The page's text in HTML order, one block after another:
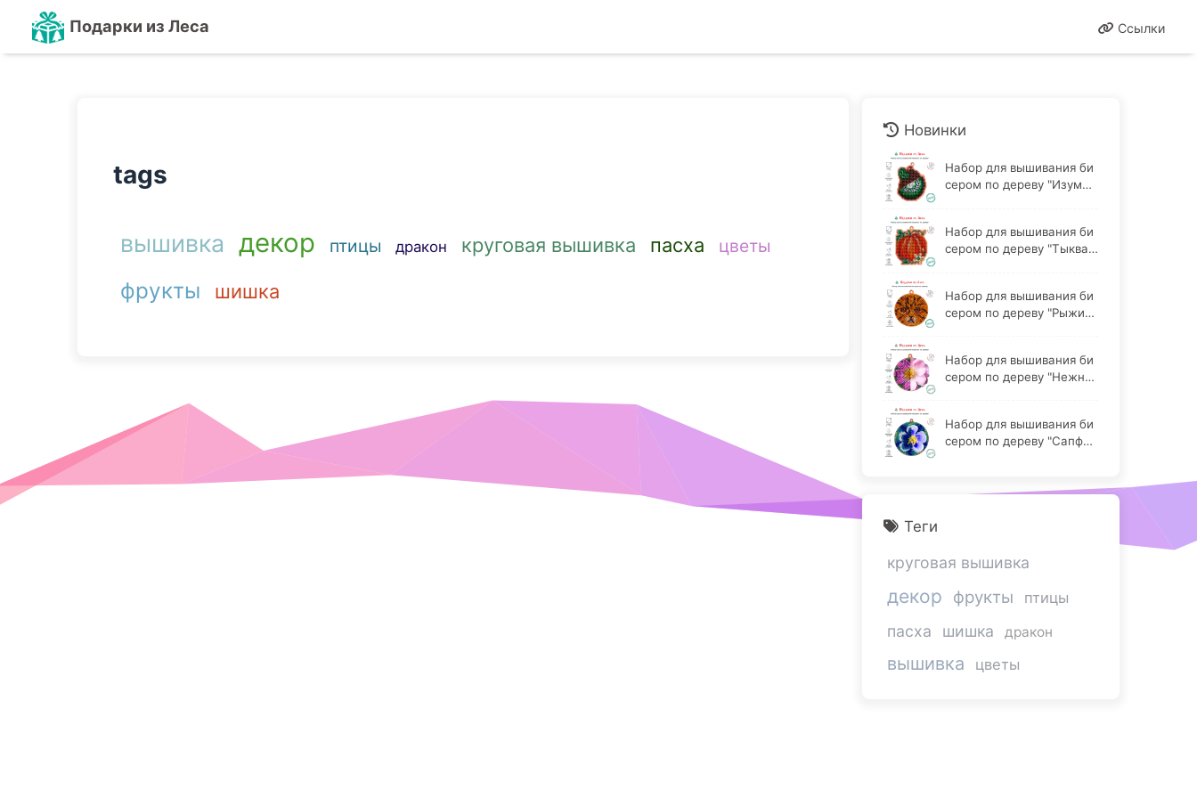
Подарки из Леса Ссылки
tags
вышивка декор птицы дракон круговая вышивка пасха цветы
фрукты шишка
Новинки
Набор для вышивания би
сером по дереву "Изумру
Набор для вышивания би
сером по дереву "Тыква
Набор для вышивания би
сером по дереву "Рыжий
Набор для вышивания би
сером по дереву "Нежны
Набор для вышивания би
сером по дереву "Сапфир
Теги
круговая вышивка
декор фрукты птицы
пасха шишка дракон
вышивка цветы